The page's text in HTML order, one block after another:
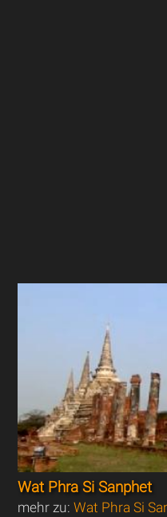
Wat Phra Si Sanphet
mehr zu:Wat Phra Si